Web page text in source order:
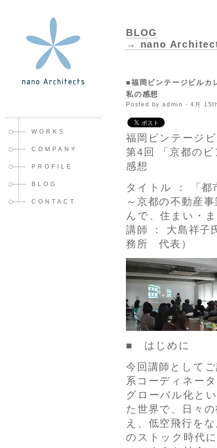
WORKS
COMPANY
PROFILE
BLOG
CONTACT
BLOG
→ nano
■福岡ビンテージビル
私の感想
Posted by admin - 4月
福岡ビンテージ
第4回 「京都の
感想
タイトル ： 「都
～京都の不動産
んで、住まい・
講師 ： 大島祥子
務所 代表）
■ はじめに
今回講師として
系コーディネー
グローバル化と
た世界で、日々
え、低空飛行を
のストック時代